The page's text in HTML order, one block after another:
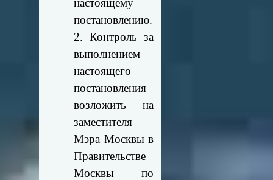
настоящему
постановлению.
2. Контроль за
выполнением
настоящего
постановления
возложить на
заместителя
Мэра Москвы в
Правительстве
Москвы по